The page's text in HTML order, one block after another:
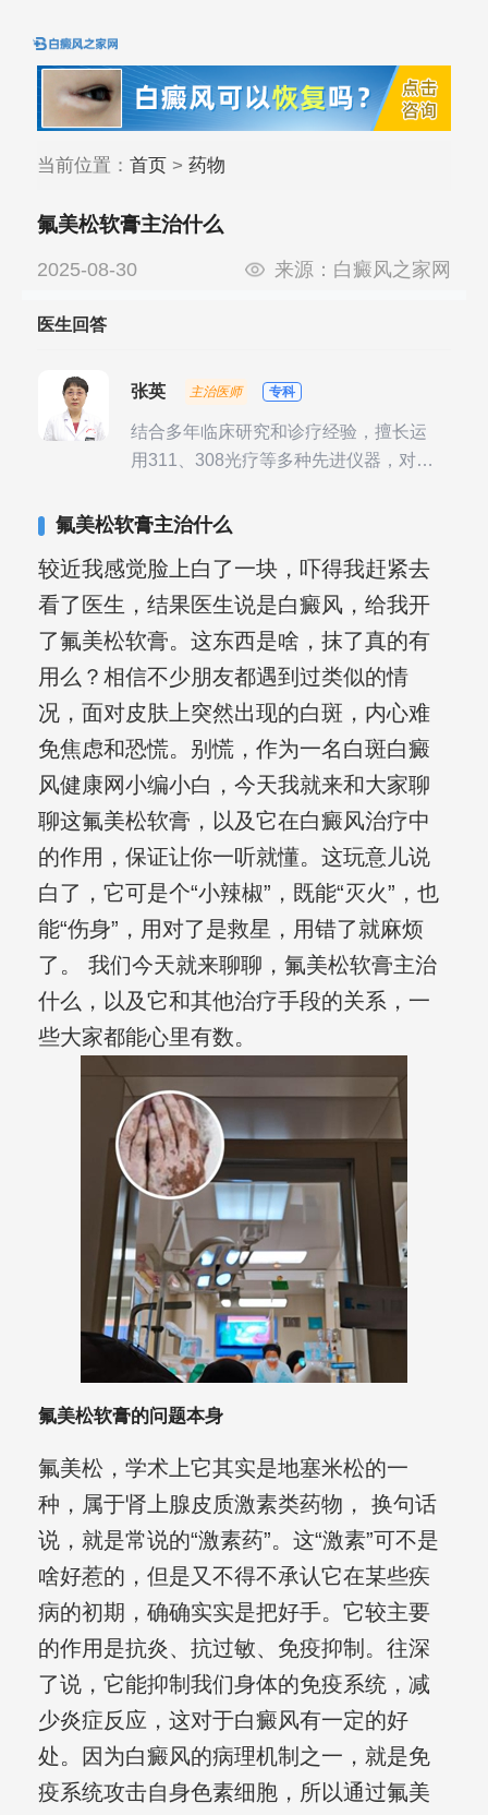
当前位置： 首页> 药物
氟美松软膏主治什么
2025-08-30 来源： 白癜风之家网
医生回答
张英 主治医师 专科
结合多年临床研究和诊疗经验，擅长运
用311、308光疗等多种先进仪器，对不
其对女性银屑病、顽固性银屑病、全身
验。
氟美松软膏主治什么
较近我感觉脸上白了一块，吓得我赶紧去
看了医生，结果医生说是白癜风，给我开
了氟美松软膏。这东西是啥，抹了真的有
用么？相信不少朋友都遇到过类似的情
况，面对皮肤上突然出现的白斑，内心难
免焦虑和恐慌。别慌，作为一名白斑白癜
风健康网小编小白，今天我就来和大家聊
聊这氟美松软膏，以及它在白癜风治疗中
的作用，保证让你一听就懂。这玩意儿说
白了，它可是个“小辣椒”，既能“灭火”，也
能“伤身”，用对了是救星，用错了就麻烦
了。 我们今天就来聊聊，氟美松软膏主治
什么，以及它和其他治疗手段的关系，一
些大家都能心里有数。
氟美松软膏的问题本身
氟美松，学术上它其实是地塞米松的一
种，属于肾上腺皮质激素类药物， 换句话
说，就是常说的“激素药”。这“激素”可不是
啥好惹的，但是又不得不承认它在某些疾
病的初期，确确实实是把好手。它较主要
的作用是抗炎、抗过敏、免疫抑制。往深
了说，它能抑制我们身体的免疫系统，减
少炎症反应，这对于白癜风有一定的好
处。因为白癜风的病理机制之一，就是免
疫系统攻击自身色素细胞，所以通过氟美